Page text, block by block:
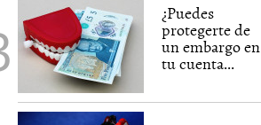
¿Puedes
protegerte de
un embargo en
tu cuenta...